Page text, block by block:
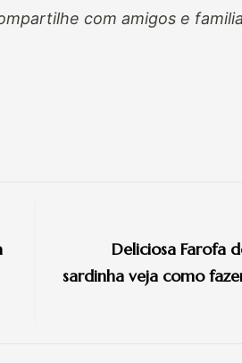
com amigos e
Deliciosa Farofa
sardinha veja como